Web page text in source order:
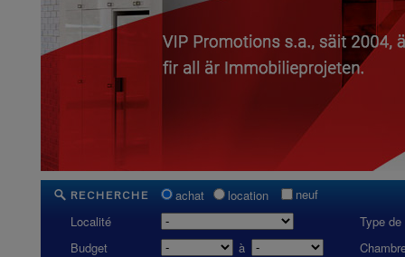
RECHERCHE achat location
neuf
Localité
Type de
Budget
à